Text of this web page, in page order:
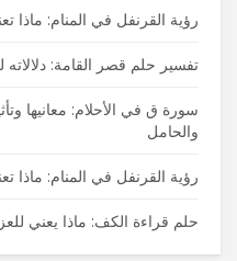
رؤية القرنفل في المنام: ماذا
تفسير حلم قصر القامة: دلالاته
سورة ق في الأحلام: معانيها
والحامل
رؤية القرنفل في المنام: ماذا
حلم قراءة الكف: ماذا يعني